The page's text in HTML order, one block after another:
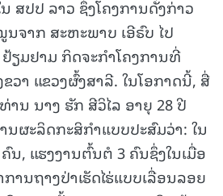
ສປປ ລາວ ຊຶ່ງໂຄງການດັ່ງກ່າວ
ຈາກ ສະຫະພາບ ເອີຣົບ ໄປ
ຽມຢາມ ກິດຈະກຳໂຄງການທີ່
ວາ ແຂວງຜົ້ງສາລີ. ໃນໂອກາດນີ້, ສື່
ນ ນາງ ຮັກ ສີວິໄລ ອາຍຸ 28 ປີ
ຜະລິດກະສິກໍາແບບປະສົມວ່າ: ໃນ
ນ, ແຮງງານຕົ້ນຕໍ 3 ຄົນຊຶ່ງໃນເມື່ອ
ານຖາງປ່າເຮັດໄຮ່ແບບເລື່ອນລອຍ